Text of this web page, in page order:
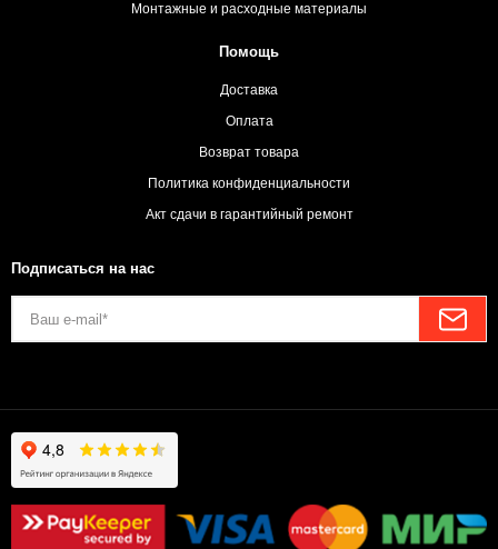
Монтажные и расходные материалы
Помощь
Доставка
Оплата
Возврат товара
Политика конфиденциальности
Акт сдачи в гарантийный ремонт
Подписаться на нас